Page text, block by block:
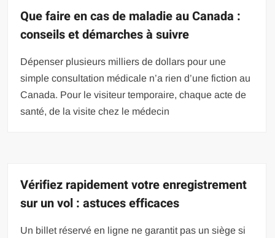
Que faire en cas de maladie au Canada :
conseils et démarches à suivre
Dépenser plusieurs milliers de dollars pour une
simple consultation médicale n’a rien d’une fiction au
Canada. Pour le visiteur temporaire, chaque acte de
santé, de la visite chez le médecin
Vérifiez rapidement votre enregistrement
sur un vol : astuces efficaces
Un billet réservé en ligne ne garantit pas un siège si